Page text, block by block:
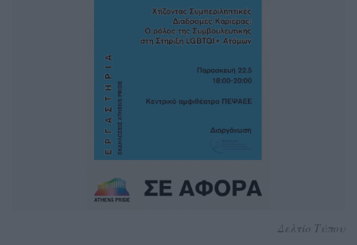
Δελτίο Τύπου